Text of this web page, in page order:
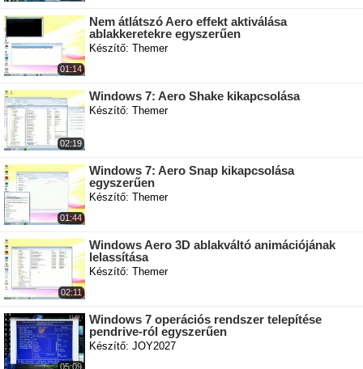
01:14
Nem átlátszó Aero effekt aktiválása
ablakkeretekre egyszerűen
Készítő: Themer
02:19
Windows 7: Aero Shake kikapcsolása
Készítő: Themer
01:44
Windows 7: Aero Snap kikapcsolása
egyszerűen
Készítő: Themer
02:11
Windows Aero 3D ablakváltó animációjának
lelassítása
Készítő: Themer
05:09
Windows 7 operációs rendszer telepítése
pendrive-ról egyszerűen
Készítő: JOY2027